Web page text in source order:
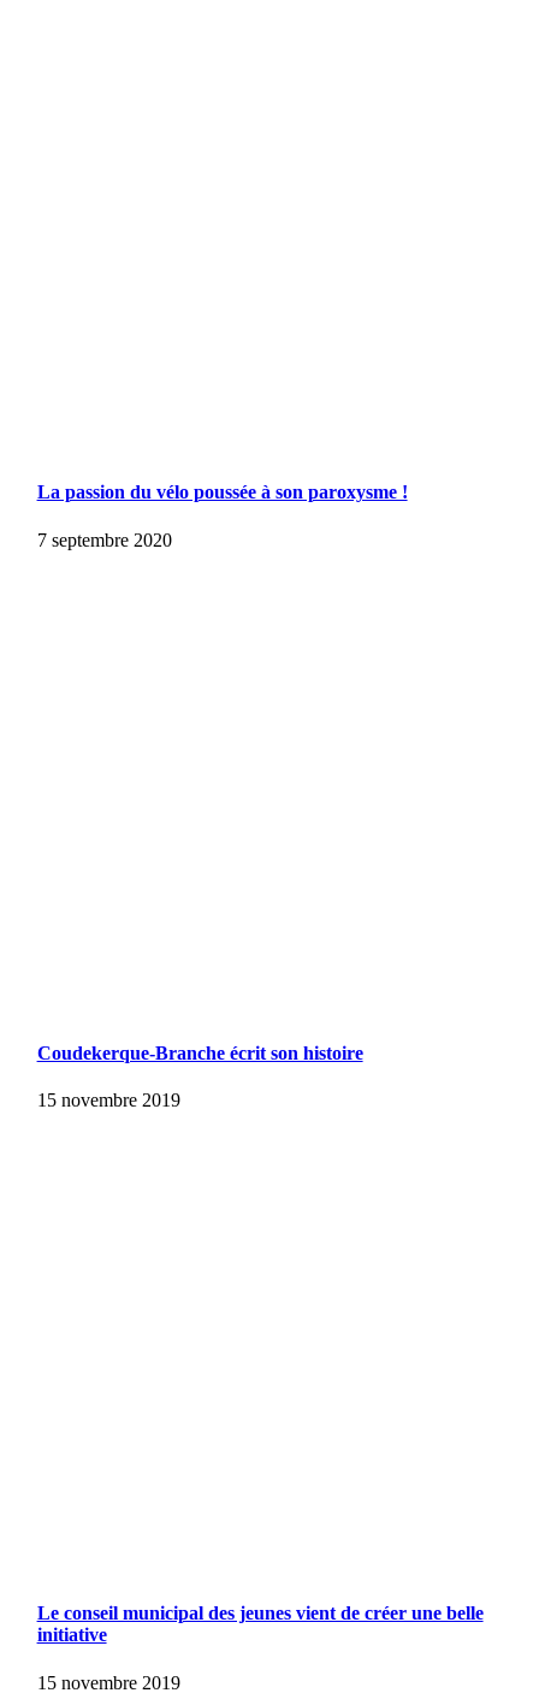
La passion du vélo poussée à son paroxysme !
7 septembre 2020
Coudekerque-Branche écrit son histoire
15 novembre 2019
Le conseil municipal des jeunes vient de créer une belle
initiative
15 novembre 2019